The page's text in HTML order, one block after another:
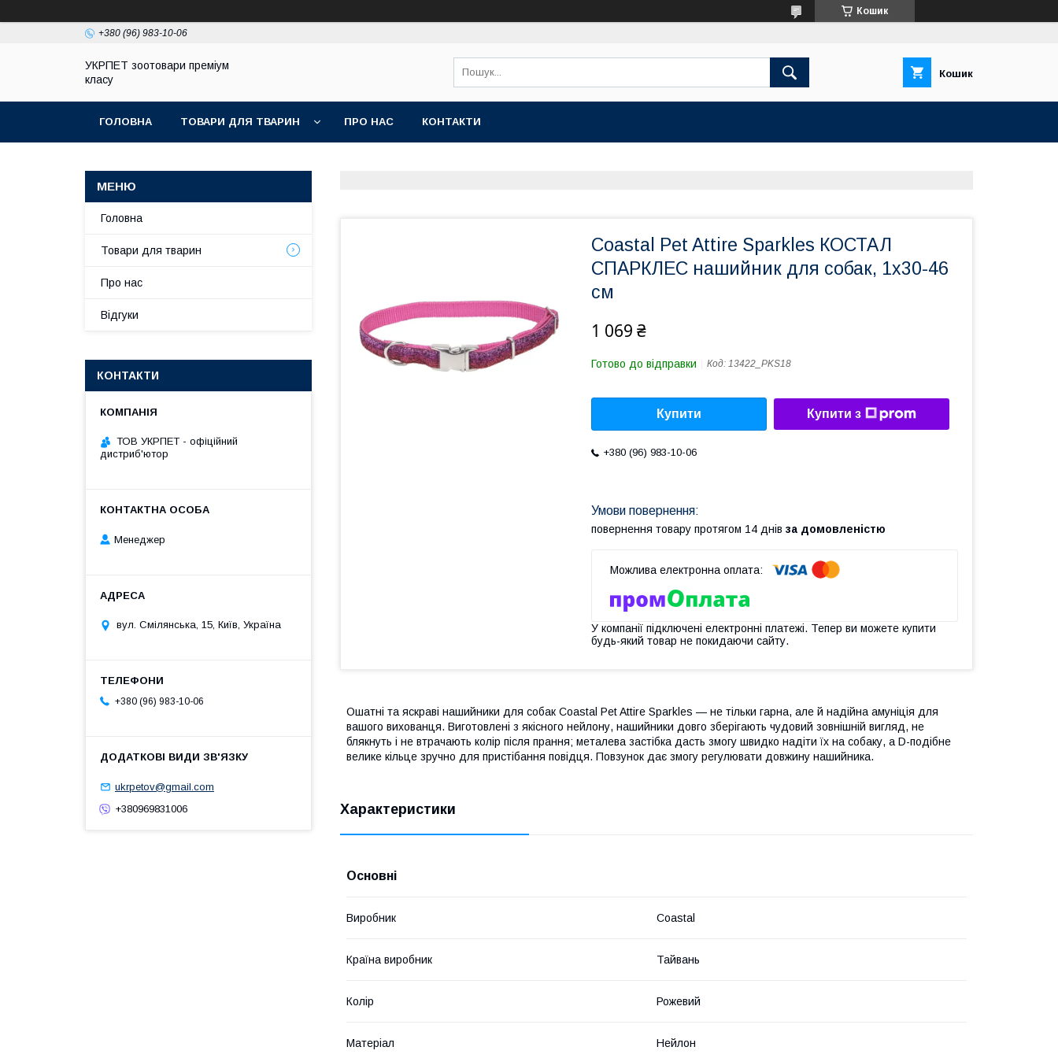
Кошик
+380 (96) 983-10-06
УКРПЕТ зоотовари преміум
класу
Кошик
ГОЛОВНА ТОВАРИ ДЛЯ ТВАРИН ПРО НАС КОНТАКТИ
Coastal Pet Attire Sparkles КОСТАЛ
СПАРКЛЕС нашийник для собак, 1х30-46
см
1 069 ₴
Готово до відправки Код: 13422_PKS18
Купити Купити з
+380 (96) 983-10-06
повернення товару протягом 14 днів за домовленістю
У компанії підключені електронні платежі. Тепер ви можете купити
будь-який товар не покидаючи сайту.
Ошатні та яскраві нашийники для собак Coastal Pet Attire Sparkles — не тільки гарна, але й надійна амуніція для
вашого вихованця. Виготовлені з якісного нейлону, нашийники довго зберігають чудовий зовнішній вигляд, не
блякнуть і не втрачають колір після прання; металева застібка дасть змогу швидко надіти їх на собаку, а D-подібне
велике кільце зручно для пристібання повідця. Повзунок дає змогу регулювати довжину нашийника.
Характеристики
Основні
Виробник Coastal
Країна виробник Тайвань
Колір Рожевий
Матеріал Нейлон
Головна
Товари для тварин
Про нас
Відгуки
КОНТАКТИ
ТОВ УКРПЕТ - офіційний
дистриб'ютор
Менеджер
вул. Смілянська, 15, Київ, Україна
+380 (96) 983-10-06
ukrpetov@gmail.com
+380969831006